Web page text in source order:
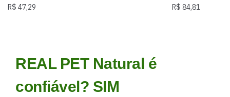
R$ 47,29 R$ 84,81
REAL PET Natural é
confiável? SIM